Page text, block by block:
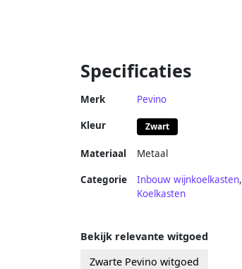
Specificaties
Merk Pevino
Kleur Zwart
Materiaal Metaal
Categorie Inbouw wijnkoelkasten,
Koelkasten
Bekijk relevante witgoed
Zwarte Pevino witgoed